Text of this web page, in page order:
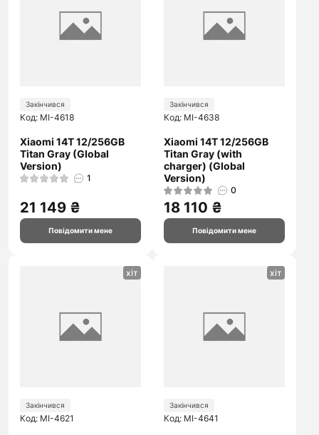
Закінчився
Код: MI-4618
Xiaomi 14T 12/256GB
Titan Gray (Global
Version)
1
21 149 ₴
Повідомити мене
Закінчився
Код: MI-4638
Xiaomi 14T 12/256GB
Titan Gray (with
charger) (Global
Version)
0
18 110 ₴
Повідомити мене
хіт
Закінчився
Код: MI-4621
хіт
Закінчився
Код: MI-4641